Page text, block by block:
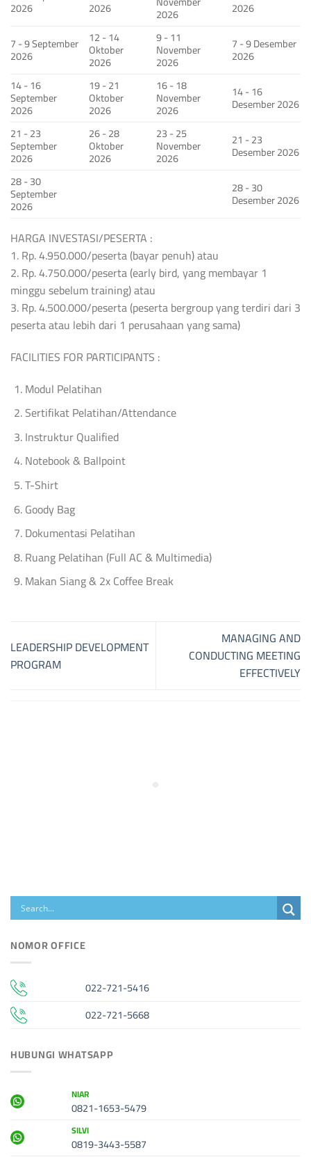
2026 2026 2026
2026
7 - 9 September
2026
12 - 14
Oktober
2026
9 - 11
November
2026
7 - 9 Desember
2026
14 - 16
September
2026
19 - 21
Oktober
2026
16 - 18
November
2026
14 - 16
Desember 2026
21 - 23
September
2026
26 - 28
Oktober
2026
23 - 25
November
2026
21 - 23
Desember 2026
28 - 30
September
2026
28 - 30
Desember 2026
HARGA INVESTASI/PESERTA :
1. Rp. 4.950.000/peserta (bayar penuh) atau
2. Rp. 4.750.000/peserta (early bird, yang membayar 1
minggu sebelum training) atau
3. Rp. 4.500.000/peserta (peserta bergroup yang terdiri dari 3
peserta atau lebih dari 1 perusahaan yang sama)
FACILITIES FOR PARTICIPANTS :
Modul Pelatihan
Sertifikat Pelatihan/Attendance
Instruktur Qualified
Notebook & Ballpoint
T-Shirt
Goody Bag
Dokumentasi Pelatihan
Ruang Pelatihan (Full AC & Multimedia)
Makan Siang & 2x Coffee Break
LEADERSHIP DEVELOPMENT
PROGRAM
MANAGING AND
CONDUCTING MEETING
EFFECTIVELY
NOMOR OFFICE
022-721-5416
022-721-5668
HUBUNGI WHATSAPP
NIAR
0821-1653-5479
SILVI
0819-3443-5587